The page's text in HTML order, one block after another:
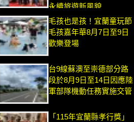
永續旅遊新風貌
毛孩也是孩！宜蘭童玩節
毛孩嘉年華8月7日至9日
歡樂登場
台9線蘇澳至崇德部分路
段於8月9日至14日因應陸
軍部隊機動任務實施交管
「115年宜蘭縣孝行獎」